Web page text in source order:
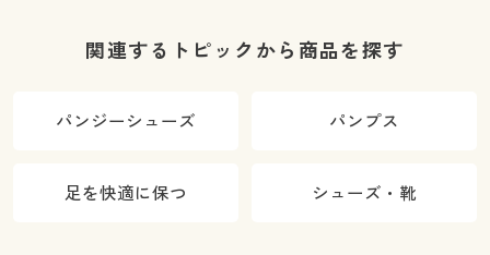
関連するトピックから商品を探す
パンジーシューズ パンプス
足を快適に保つ シューズ・靴